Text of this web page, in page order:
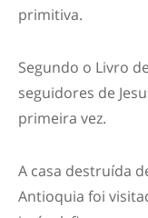
primitiva.
Segundo o Livro
seguidores de
primeira vez.
A casa destruída
Antioquia foi